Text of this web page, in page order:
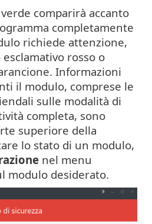
comparirà accanto
completamente
richiede attenzione,
rosso o
Informazioni
il modulo, comprese le
sulle modalità di
completa, sono
superiore della
lo stato di un modulo,
nel menu
modulo desiderato.